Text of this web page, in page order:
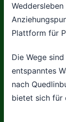
Plattform für
Die Wege
entspanntes
nach
bietet sich für